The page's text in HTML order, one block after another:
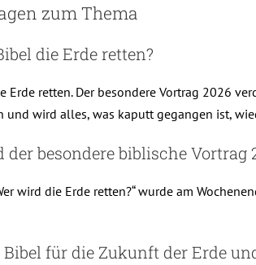
zum Thema
die Erde retten?
Erde retten. Der besondere Vortrag 2026
und wird alles, was kaputt gegangen ist,
besondere biblische Vortrag
wird die Erde retten?“ wurde am
für die Zukunft der Erde